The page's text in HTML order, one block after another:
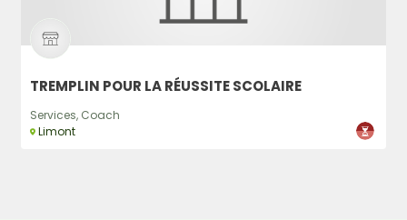
TREMPLIN POUR LA RÉUSSITE SCOLAIRE
Services, Coach
Limont